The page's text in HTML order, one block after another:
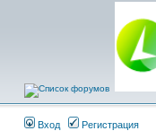
Вход Регистрация